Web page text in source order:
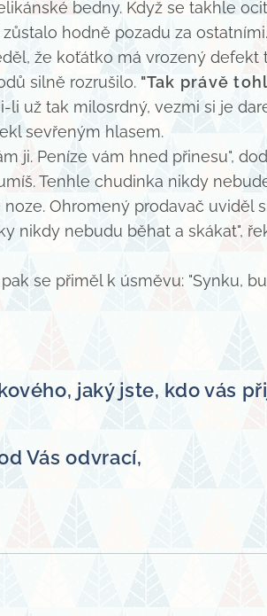
bedny. Když se takhle
hodně pozadu za
že koťátko má vrozený defekt
silně rozrušilo. "Tak právě
li už tak milosrdný, vezmi si je
sevřeným hlasem.
ji. Peníze vám hned přinesu",
Tenhle chudinka nikdy
Ohromený prodavač
nikdy nebudu běhat a skákat",
se přiměl k úsměvu: "Synku,
jaký jste, kdo vás
Vás odvrací,